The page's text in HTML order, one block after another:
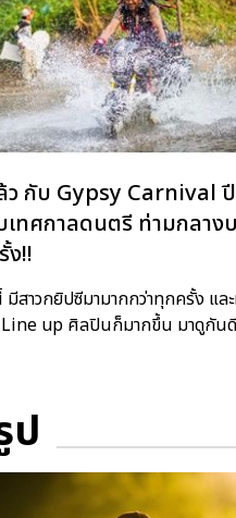
ว กับ Gypsy Carnival
ทศกาลดนตรี ท่ามกลาง
ง!!
สาวกยิปซีมามากกว่าทุกครั้ง แ
up ศิลปินก็มากขึ้น มาดูกันดี
ป